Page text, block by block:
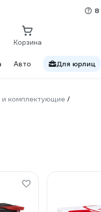
Корзина
Авто Для юрлиц
комплектующие /